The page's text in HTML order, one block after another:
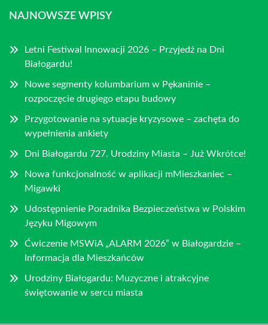
NAJNOWSZE WPISY
Letni Festiwal Innowacji 2026 – Przyjedź na Dni
Białogardu!
Nowe segmenty kolumbarium w Pękaninie –
rozpoczęcie drugiego etapu budowy
Przygotowanie na sytuacje kryzysowe – zachęta do
wypełnienia ankiety
Dni Białogardu 727. Urodziny Miasta – Już Wkrótce!
Nowa funkcjonalność w aplikacji mMieszkaniec –
Migawki
Udostępnienie Poradnika Bezpieczeństwa w Polskim
Języku Migowym
Ćwiczenie MSWiA „ALARM 2026” w Białogardzie –
Informacja dla Mieszkańców
Urodziny Białogardu: Muzyczne i atrakcyjne
świętowanie w sercu miasta